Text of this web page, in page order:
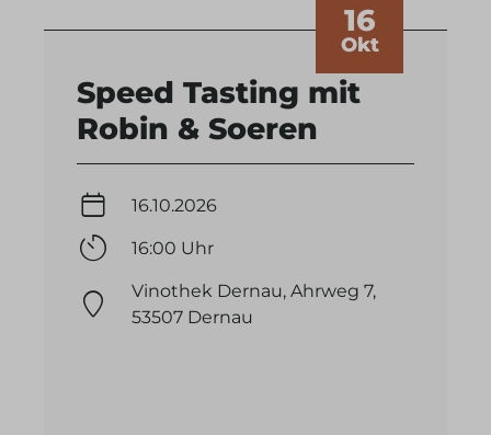
16
Okt
Speed Tasting mit
Robin & Soeren
16.10.2026
16:00 Uhr
Vinothek Dernau, Ahrweg 7,
53507 Dernau